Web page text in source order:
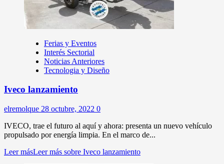
Ferias y Eventos
Interés Sectorial
Noticias Anteriores
Tecnologia y Diseño
Iveco lanzamiento
elremolque 28 octubre, 2022 0
IVECO, trae el futuro al aquí y ahora: presenta un nuevo vehículo
propulsado por energía limpia. En el marco de...
Leer másLeer más sobre Iveco lanzamiento